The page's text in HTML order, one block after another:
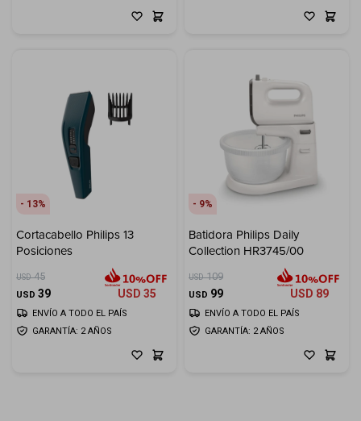
13
Cortacabello Philips 13
Posiciones
USD 45
USD 39 USD 35
GARANTÍA: 2 AÑOS
ENVÍO A TODO EL PAÍS
9
Batidora Philips Daily
Collection HR3745/00
USD 109
USD 99 USD 89
GARANTÍA: 2 AÑOS
ENVÍO A TODO EL PAÍS